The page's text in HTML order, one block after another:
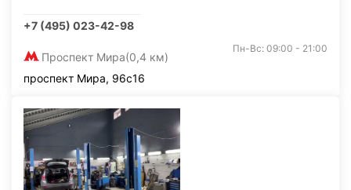
+7 (495) 023-42-98
Проспект Мира(0,4 км)
Пн-Вс: 09:00 - 21:00
проспект Мира, 96с16